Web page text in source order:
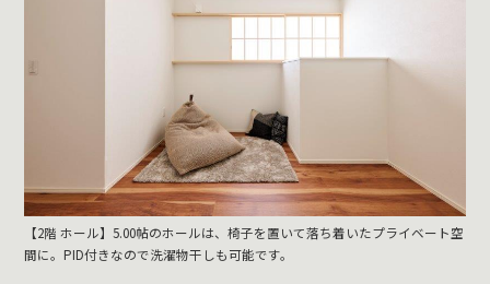
【2階 ホール】5.00帖のホールは、椅子を置いて落ち着いたプライベート空
間に。PID付きなので洗濯物干しも可能です。